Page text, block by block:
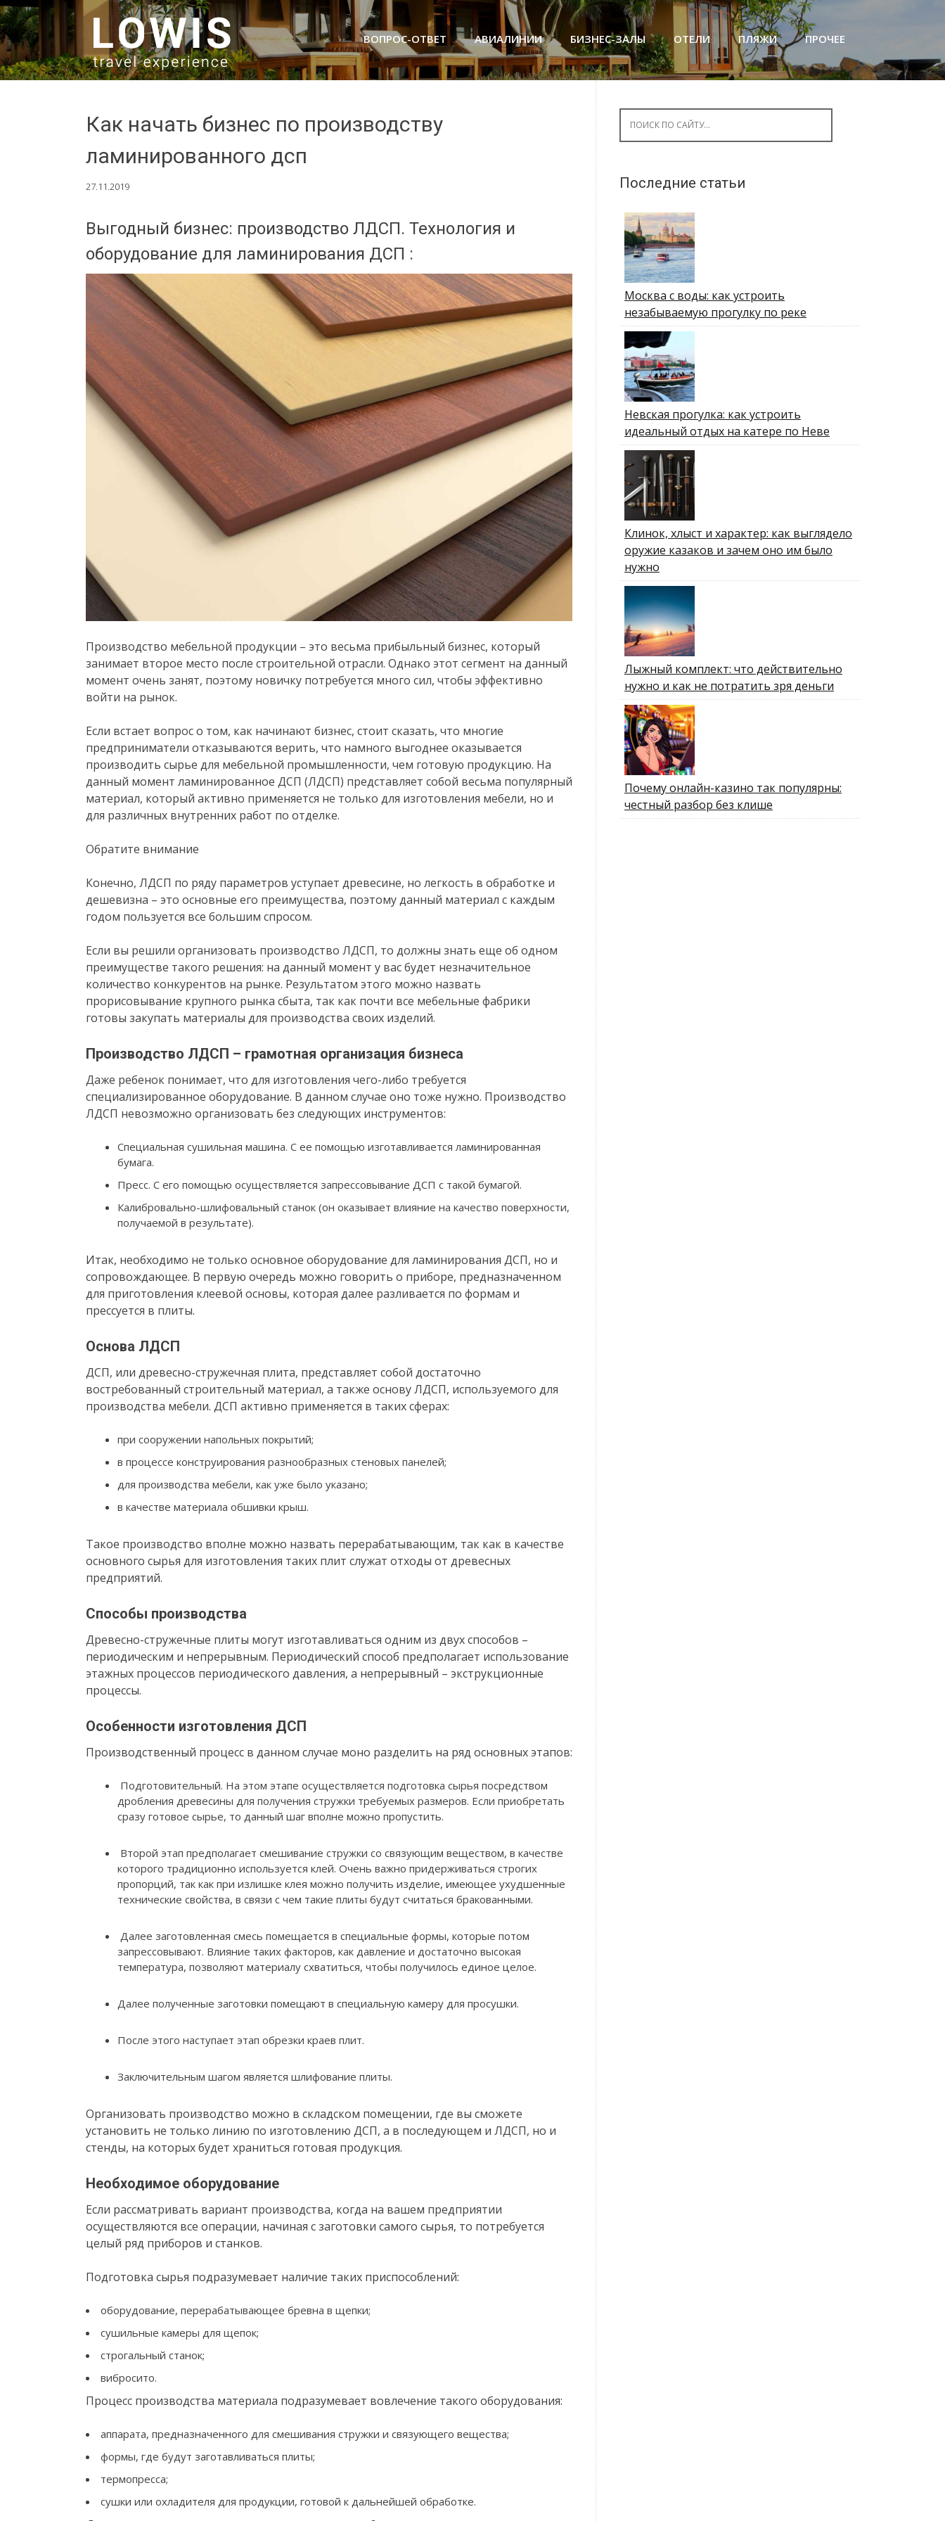
SKIP TO CONTENT ПРОЧЕЕ
ПЛЯЖИ
ОТЕЛИ
БИЗНЕС-ЗАЛЫ
АВИАЛИНИИ
ВОПРОС-ОТВЕТ
Как начать бизнес по производству
ламинированного дсп
27.11.2019
Выгодный бизнес: производство ЛДСП. Технология и
оборудование для ламинирования ДСП :
Производство мебельной продукции – это весьма прибыльный бизнес, который
занимает второе место после строительной отрасли. Однако этот сегмент на данный
момент очень занят, поэтому новичку потребуется много сил, чтобы эффективно
войти на рынок.
Если встает вопрос о том, как начинают бизнес, стоит сказать, что многие
предприниматели отказываются верить, что намного выгоднее оказывается
производить сырье для мебельной промышленности, чем готовую продукцию. На
данный момент ламинированное ДСП (ЛДСП) представляет собой весьма популярный
материал, который активно применяется не только для изготовления мебели, но и
для различных внутренних работ по отделке.
Обратите внимание
Конечно, ЛДСП по ряду параметров уступает древесине, но легкость в обработке и
дешевизна – это основные его преимущества, поэтому данный материал с каждым
годом пользуется все большим спросом.
Если вы решили организовать производство ЛДСП, то должны знать еще об одном
преимуществе такого решения: на данный момент у вас будет незначительное
количество конкурентов на рынке. Результатом этого можно назвать
прорисовывание крупного рынка сбыта, так как почти все мебельные фабрики
готовы закупать материалы для производства своих изделий.
Производство ЛДСП – грамотная организация бизнеса
Даже ребенок понимает, что для изготовления чего-либо требуется
специализированное оборудование. В данном случае оно тоже нужно. Производство
ЛДСП невозможно организовать без следующих инструментов:
Специальная сушильная машина. С ее помощью изготавливается ламинированная
бумага.
Пресс. С его помощью осуществляется запрессовывание ДСП с такой бумагой.
Калибровально-шлифовальный станок (он оказывает влияние на качество поверхности,
получаемой в результате).
Итак, необходимо не только основное оборудование для ламинирования ДСП, но и
сопровождающее. В первую очередь можно говорить о приборе, предназначенном
для приготовления клеевой основы, которая далее разливается по формам и
прессуется в плиты.
Основа ЛДСП
ДСП, или древесно-стружечная плита, представляет собой достаточно
востребованный строительный материал, а также основу ЛДСП, используемого для
производства мебели. ДСП активно применяется в таких сферах:
при сооружении напольных покрытий;
в процессе конструирования разнообразных стеновых панелей;
для производства мебели, как уже было указано;
в качестве материала обшивки крыш.
Такое производство вполне можно назвать перерабатывающим, так как в качестве
основного сырья для изготовления таких плит служат отходы от древесных
предприятий.
Способы производства
Древесно-стружечные плиты могут изготавливаться одним из двух способов –
периодическим и непрерывным. Периодический способ предполагает использование
этажных процессов периодического давления, а непрерывный – экструкционные
процессы.
Особенности изготовления ДСП
Производственный процесс в данном случае моно разделить на ряд основных этапов:
Подготовительный. На этом этапе осуществляется подготовка сырья посредством
дробления древесины для получения стружки требуемых размеров. Если приобретать
сразу готовое сырье, то данный шаг вполне можно пропустить.
Второй этап предполагает смешивание стружки со связующим веществом, в качестве
которого традиционно используется клей. Очень важно придерживаться строгих
пропорций, так как при излишке клея можно получить изделие, имеющее ухудшенные
технические свойства, в связи с чем такие плиты будут считаться бракованными.
Далее заготовленная смесь помещается в специальные формы, которые потом
запрессовывают. Влияние таких факторов, как давление и достаточно высокая
температура, позволяют материалу схватиться, чтобы получилось единое целое.
Далее полученные заготовки помещают в специальную камеру для просушки.
После этого наступает этап обрезки краев плит.
Заключительным шагом является шлифование плиты.
Организовать производство можно в складском помещении, где вы сможете
установить не только линию по изготовлению ДСП, а в последующем и ЛДСП, но и
стенды, на которых будет храниться готовая продукция.
Необходимое оборудование
Если рассматривать вариант производства, когда на вашем предприятии
осуществляются все операции, начиная с заготовки самого сырья, то потребуется
целый ряд приборов и станков.
Подготовка сырья подразумевает наличие таких приспособлений:
оборудование, перерабатывающее бревна в щепки;
сушильные камеры для щепок;
строгальный станок;
вибросито.
Процесс производства материала подразумевает вовлечение такого оборудования:
аппарата, предназначенного для смешивания стружки и связующего вещества;
формы, где будут заготавливаться плиты;
термопресса;
сушки или охладителя для продукции, готовой к дальнейшей обработке.
Последние статьи
Москва с воды: как устроить
незабываемую прогулку по реке
Невская прогулка: как устроить
идеальный отдых на катере по Неве
Клинок, хлыст и характер: как выглядело
оружие казаков и зачем оно им было
нужно
Лыжный комплект: что действительно
нужно и как не потратить зря деньги
Почему онлайн-казино так популярны:
честный разбор без клише